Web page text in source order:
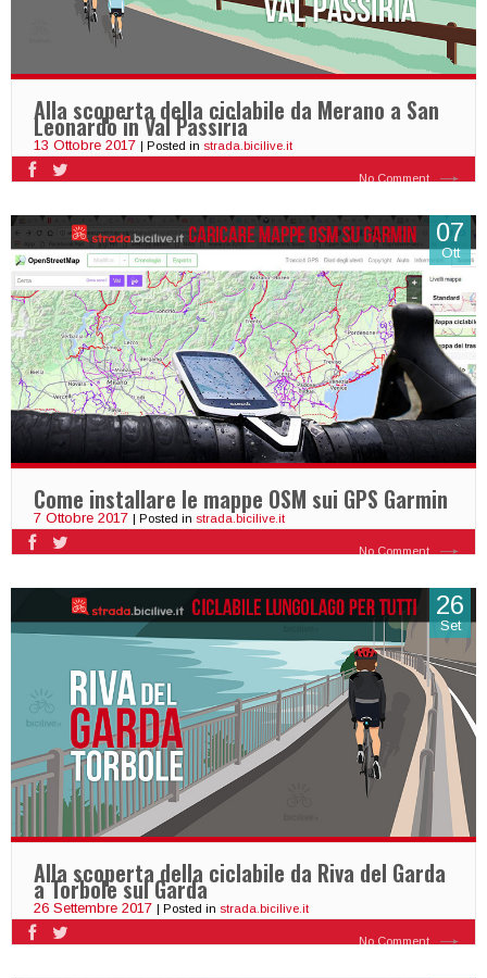
Alla scoperta della ciclabile da Merano a San
Leonardo in Val Passiria
13 Ottobre 2017 | Posted in strada.bicilive.it
No Comment
07
Ott
Come installare le mappe OSM sui GPS Garmin
7 Ottobre 2017 | Posted in strada.bicilive.it
No Comment
26
Set
Alla scoperta della ciclabile da Riva del Garda
a Torbole sul Garda
26 Settembre 2017 | Posted in strada.bicilive.it
No Comment